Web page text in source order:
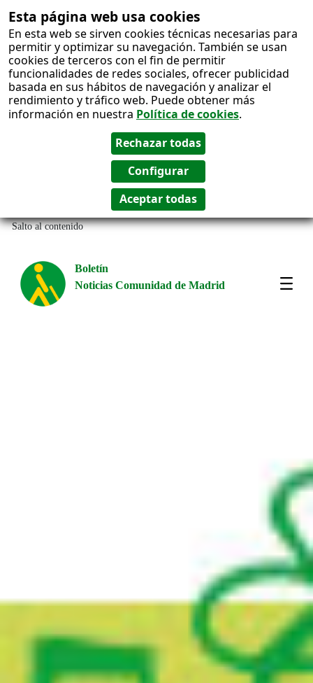
Esta página web usa cookies
En esta web se sirven cookies técnicas necesarias para
permitir y optimizar su navegación. También se usan
cookies de terceros con el fin de permitir
funcionalidades de redes sociales, ofrecer publicidad
basada en sus hábitos de navegación y analizar el
rendimiento y tráfico web. Puede obtener más
información en nuestra Política de cookies.
Salto al contenido
Boletín
Noticias Comunidad de Madrid